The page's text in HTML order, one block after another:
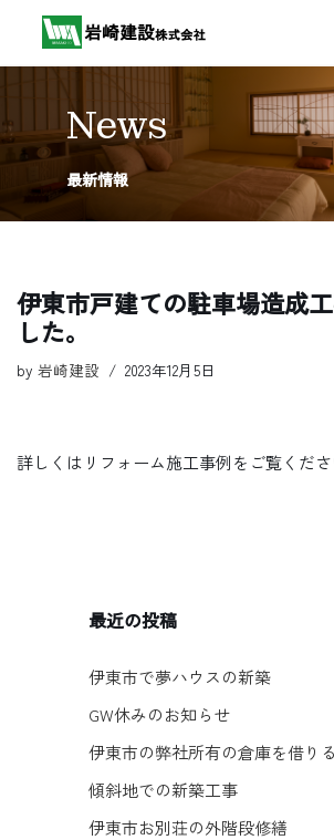
ン
ツ
へ
ス
プ
News
最新情報
伊東市戸建ての駐車場造成
した。
by 岩崎建設 2023年12月5日
詳しくはリフォーム施工事例をご覧くださ
最近の投稿
伊東市で夢ハウスの新築
GW休みのお知らせ
伊東市の弊社所有の倉庫を借り
傾斜地での新築工事
伊東市お別荘の外階段修繕